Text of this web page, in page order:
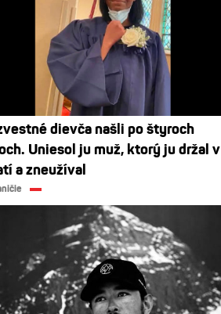
dievča našli po štyroch
Uniesol ju muž, ktorý ju držal v
a zneužíval